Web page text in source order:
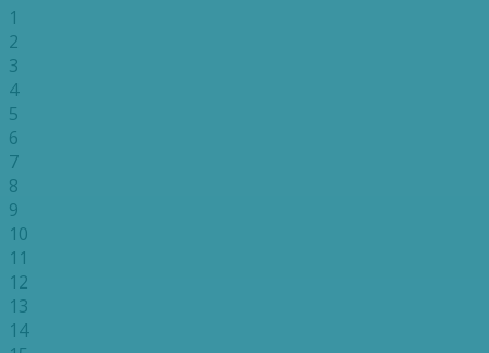
1
2
3
4
5
6
7
8
9
10
11
12
13
14